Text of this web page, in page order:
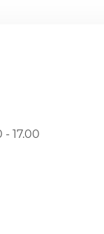
17.00